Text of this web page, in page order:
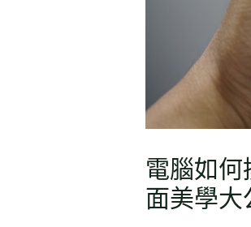
電腦如何
面美學大